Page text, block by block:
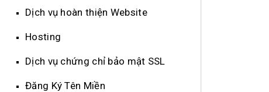
Dịch vụ hoàn thiện Website
Hosting
Dịch vụ chứng chỉ bảo mật SSL
Đăng Ký Tên Miền